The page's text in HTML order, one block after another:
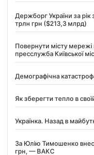
Держборг України за
трлн грн ($213,3 млрд)
Повернути місту мережі
пресслужба Київської
Демографічна
Як зберегти тепло в
Українка. Назад в
За Юлію Тимошенко
грн, — ВАКС